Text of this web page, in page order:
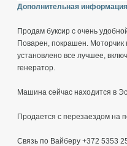
Дополнительная
Продам буксир с очень
Поварен, покрашен. Моторчик
установлено все лучшее,
генератор.
Машина сейчас находится в
Продается с перезаездом на
Связь по Вайберу +372 5353